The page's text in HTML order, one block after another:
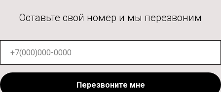
Оставьте свой номер и мы перезвоним
Перезвоните мне